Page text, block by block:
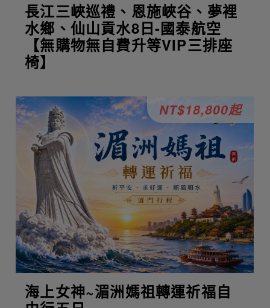
長江三峽巡禮、恩施峽谷、夢裡
水鄉、仙山貢水8日-國泰航空
【無購物無自費升等VIP三排座
椅】
海上女神~湄洲媽祖轉運祈福自
NT$18,800起